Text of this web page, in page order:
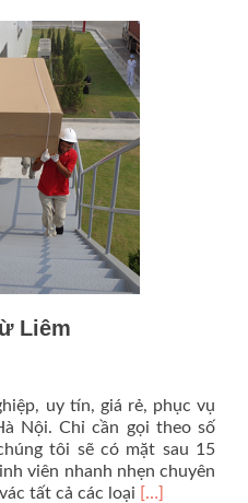
Liêm
uy tín, giá rẻ, phục vụ
Nội. Chỉ cần gọi theo số
tôi sẽ có mặt sau 15
viên nhanh nhẹn chuyên
tất cả các loại Read
[…]